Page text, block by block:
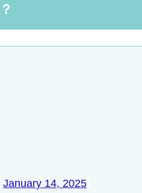
January 14, 2025